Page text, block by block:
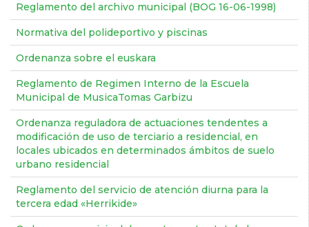
Reglamento del archivo municipal (BOG 16-06-1998)
Normativa del polideportivo y piscinas
Ordenanza sobre el euskara
Reglamento de Regimen Interno de la Escuela
Municipal de MusicaTomas Garbizu
Ordenanza reguladora de actuaciones tendentes a
modificación de uso de terciario a residencial, en
locales ubicados en determinados ámbitos de suelo
urbano residencial
Reglamento del servicio de atención diurna para la
tercera edad «Herrikide»